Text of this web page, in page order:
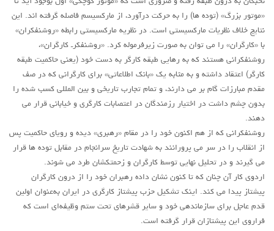
«موتور بزرگ» (توده ها) را به حرکت درآورد، از مارکسیسم فاصله گرفته اند. این
نتایج خلاف نظریات مارکسیستی است. در نظریه مارکسیستی رابطه «روشنفکران»
با «کارگران» را می توان به صورت زیرفرموله کرد. «روشنفکر‌ـ ‌کارگران»،‌
روشنفکرانی هستند که به رهایی طبقه کارگر به دست خود (یعنی حاکمیت طبقه
کارگر) اعتقاد داشته و به مثابه یک «بانک اطلاعاتی» برای کارگرانی که در صف
مقدم مبارزات گام بر می دارند، و تمام تجارب تاریخی و بین المللی کسب شده را
بدون چشم داشت در اختیار رزمندگان در اعتصابات کارگری و خیابانی قرار می
دهند.
روشنفکرانی که از هم اکنون خود را در مقام «رهبری» دیده و رویای حاکمیت پس
از انقلاب را در سر می پرورانند به شهادت تاریخ سرانجام در مقابل توده ها قرار
می گیرند و در تحلیل نهایی توسط کارگران و زحمتکشان طرد می شوند.
اردوی کار آن چنان که تا کنون نشان داده رهبران خود را از درون کارگران
پیشتاز پیدا می کند. اینک تشکیل حزب پیشتاز کارگری در ایران به‌عنوان اولین
قدم عاجل برای سازماندهی خود و سایر قشرهای تحت ستم وظیفه‌ای است که
فراروی این پیشتازان قرار گرفته است.